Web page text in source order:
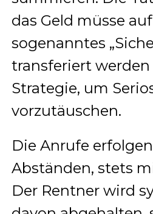
das Geld müsse
sogenanntes
transferiert werden
Strategie, um
vorzutäuschen.
Die Anrufe
Abständen, stets
Der Rentner wird